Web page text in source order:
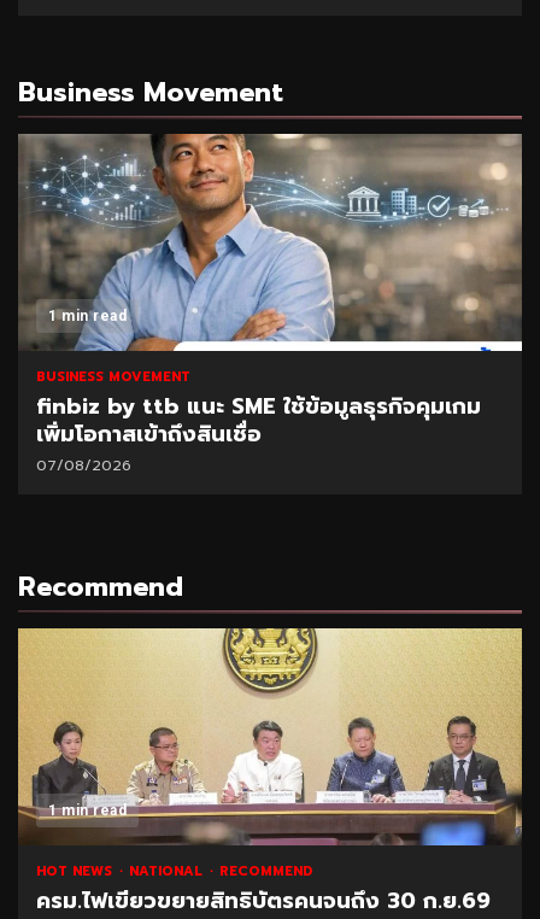
Business Movement
1 min read
BUSINESS MOVEMENT
finbiz by ttb แนะ SME ใช้ข้อมูลธุรกิจคุมเกม
เพิ่มโอกาสเข้าถึงสินเชื่อ
07/08/2026
Recommend
1 min read
HOT NEWS NATIONAL RECOMMEND
ครม.ไฟเขียวขยายสิทธิบัตรคนจนถึง 30 ก.ย.69